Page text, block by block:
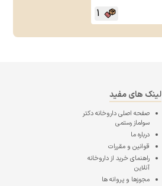
1
لینک های مفید
صفحه اصلیداروخانه دکتر
سولماز رستمی
درباره ما
قوانین و مقررات
راهنمای خرید از داروخانه
آنلاین
مجوزها و پروانه ها